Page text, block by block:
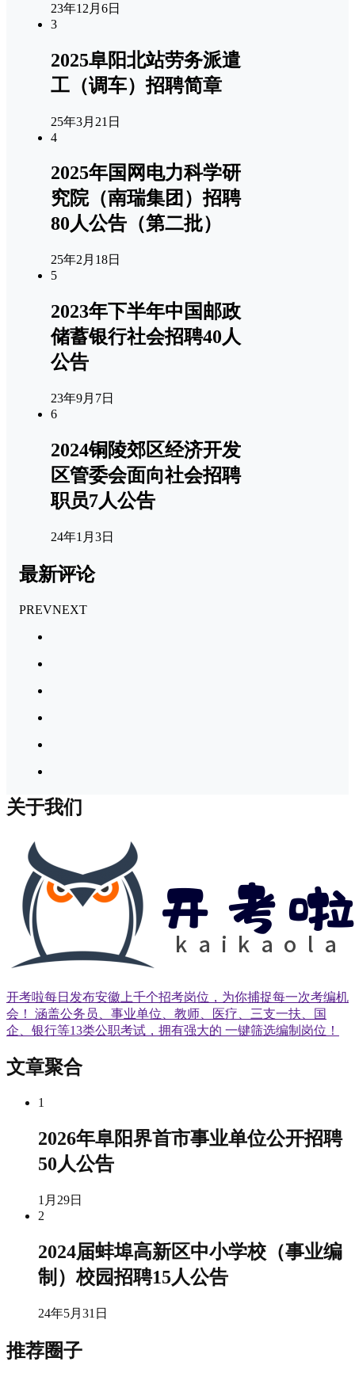
23年12月6日
3
2025阜阳北站劳务派遣
工（调车）招聘简章
25年3月21日
4
2025年国网电力科学研
究院（南瑞集团）招聘
80人公告（第二批）
25年2月18日
5
2023年下半年中国邮政
储蓄银行社会招聘40人
公告
23年9月7日
6
2024铜陵郊区经济开发
区管委会面向社会招聘
职员7人公告
24年1月3日
最新评论
PREVNEXT
关于我们
开考啦每日发布安徽上千个招考岗位，为你捕捉每一次考编机
会！ 涵盖公务员、事业单位、教师、医疗、三支一扶、国
企、银行等13类公职考试，拥有强大的 一键筛选编制岗位！
文章聚合
1
2026年阜阳界首市事业单位公开招聘
50人公告
1月29日
2
2024届蚌埠高新区中小学校（事业编
制）校园招聘15人公告
24年5月31日
推荐圈子